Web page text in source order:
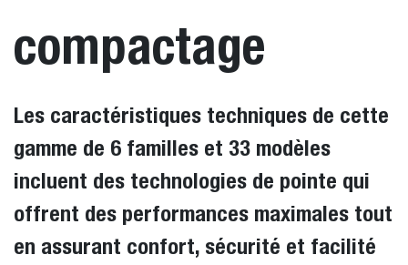
compactage
Les caractéristiques techniques de cette
gamme de 6 familles et 33 modèles
incluent des technologies de pointe qui
offrent des performances maximales tout
en assurant confort, sécurité et facilité